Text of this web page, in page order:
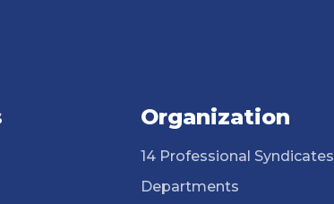
Organization
14 Professional Syndicates
Departments